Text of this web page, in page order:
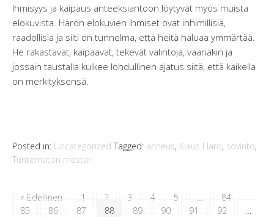
Ihmisyys ja kaipaus anteeksiantoon löytyvät myös muista
elokuvista. Härön elokuvien ihmiset ovat inhimillisiä,
raadollisia ja silti on tunnelma, että heitä haluaa ymmärtää.
He rakastavat, kaipaavat, tekevät valintoja, vääriäkin ja
jossain taustalla kulkee lohdullinen ajatus siitä, että kaikella
on merkityksensä.
Posted in: Uncategorized Tagged: ahneus, Klaus Härö, sovinto,
Tuntematon mestari
« Edellinen 1 2 3 4 5 …
84
85
86 87 88 89 90 91 92
…